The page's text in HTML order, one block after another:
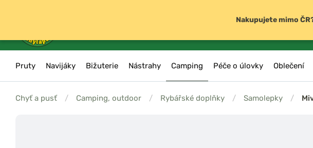
Pruty Navijáky Bižuterie Nástrahy Camping Péče o úlovky Oblečení
Chyť a pusť / Camping, outdoor / Rybářské doplňky / Samolepky /
Nakupujete mimo